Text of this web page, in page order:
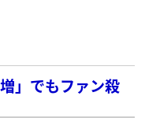
」でもファン殺